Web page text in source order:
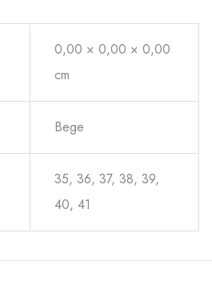
0,00 × 0,00 × 0,00
cm
Bege
35, 36, 37, 38, 39,
40, 41